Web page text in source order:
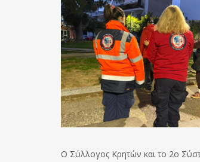
Ο Σύλλογος Κρητών και το 2ο